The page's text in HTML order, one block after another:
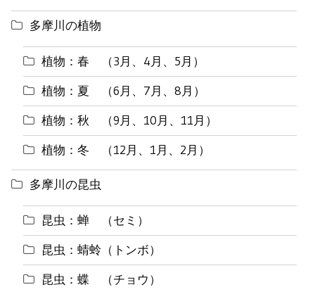
多摩川の植物
植物：春 （3月、4月、5月）
植物：夏 （6月、7月、8月）
植物：秋 （9月、10月、11月）
植物：冬 （12月、1月、2月）
多摩川の昆虫
昆虫：蝉 （セミ）
昆虫：蜻蛉（トンボ）
昆虫：蝶 （チョウ）